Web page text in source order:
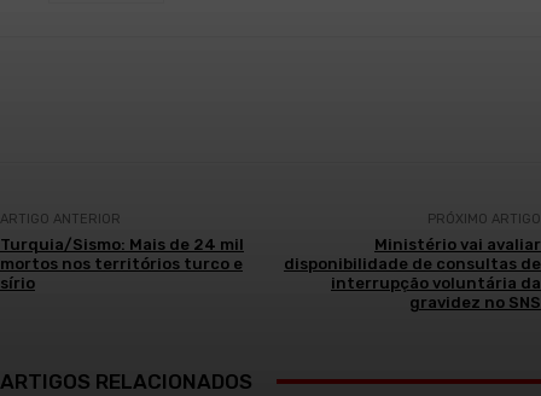
ARTIGO ANTERIOR
Turquia/Sismo: Mais de 24 mil
mortos nos territórios turco e
sírio
PRÓXIMO ARTIGO
Ministério vai avaliar
disponibilidade de consultas de
interrupção voluntária da
gravidez no SNS
ARTIGOS RELACIONADOS